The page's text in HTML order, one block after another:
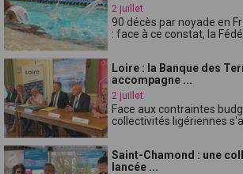
2 juillet
90 décès par noyade en
: face à ce constat, la
Loire : la Banque des
accompagne ...
2 juillet
Face aux contraintes
collectivités ligériennes
Saint-Chamond : une
lancée ...